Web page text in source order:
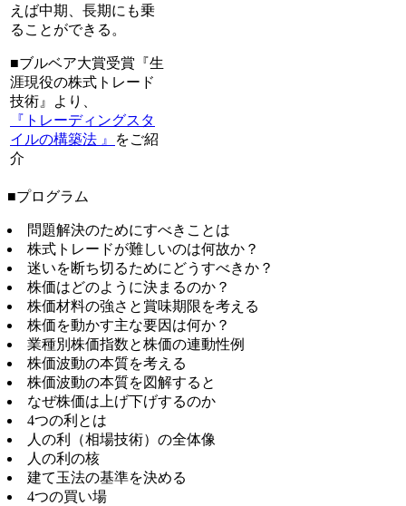
えば中期、長期にも乗
ることができる。
■ブルベア大賞受賞『生
涯現役の株式トレード
技術』より、
『トレーディングスタ
イルの構築法 』
をご紹
介
■プログラム
問題解決のためにすべきことは
株式トレードが難しいのは何故か？
迷いを断ち切るためにどうすべきか？
株価はどのように決まるのか？
株価材料の強さと賞味期限を考える
株価を動かす主な要因は何か？
業種別株価指数と株価の連動性例
株価波動の本質を考える
株価波動の本質を図解すると
なぜ株価は上げ下げするのか
4つの利とは
人の利（相場技術）の全体像
人の利の核
建て玉法の基準を決める
4つの買い場